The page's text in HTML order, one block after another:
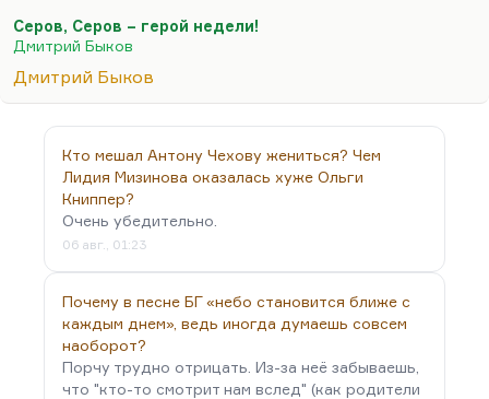
Серов становится такой же святыней, как пояс
Богородицы, которому поклоняются, не думая.
Третья — что люди хотят увидеть настоящие
высказывалась). И заканчивается это тем, что
люди действительно стоят как бы в очереди за
прозрением, за новым пониманием. Потому что
если даже на Владимира Путина эта выставка так
подействовала, что он заговорил о ленинских
ошибках, может быть,…
Серов, Серов – герой недели!
Дмитрий Быков
Дмитрий Быков
Кто мешал Антону Чехову жениться? Чем
Лидия Мизинова оказалась хуже Ольги
Книппер?
Очень убедительно.
06 авг., 01:23
Почему в песне БГ «небо становится ближе с
каждым днем», ведь иногда думаешь совсем
наоборот?
Порчу трудно отрицать. Из-за неё забываешь,
что "кто-то смотрит нам вслед" (как родители